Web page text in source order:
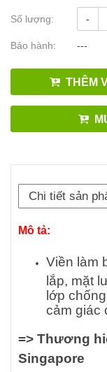
Số lượng: -
Bảo hành: ---
THÊM
Mô tả:
Viền làm
lắp, mặt
lớp
cảm giác
=> Thương
Singapore